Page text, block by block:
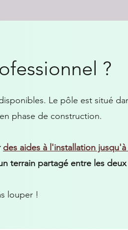
?
Le pôle est situé
phase de construction.
des aides à l'installation jusqu'à
terrain partagé entre les
louper !